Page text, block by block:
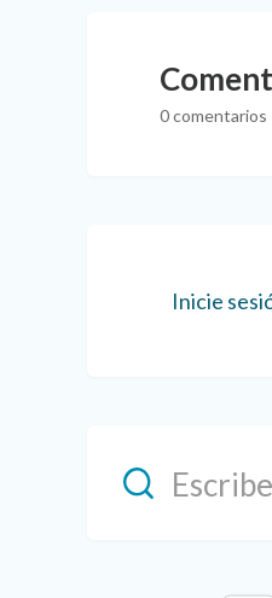
0 comentarios
Inicie